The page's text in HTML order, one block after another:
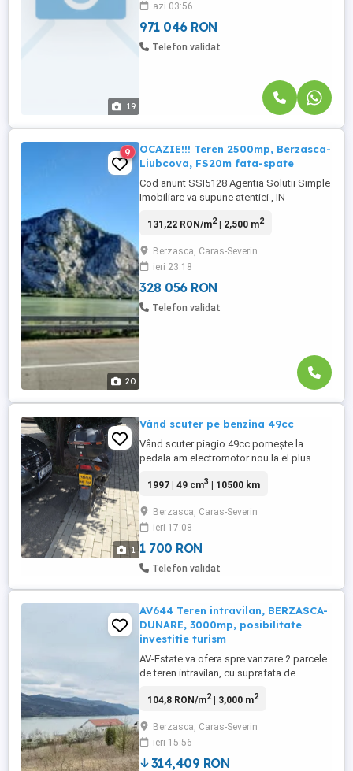
19
spatii comune, constructii auxiliare, terase,
pontoane si ...
azi 03:56
971 046 RON
Telefon validat
20
9
OCAZIE!!! Teren 2500mp, Berzasca-
Liubcova, FS20m fata-spate
Cod anunt SSI5128 Agentia Solutii Simple
Imobiliare va supune atentiei , IN
INTRAVILAN In Libcova,Comuna Berzasca
sosea,cu o priveliste superba, intr-o zona
in plina dezvoltare cu potential turistic. Se
preteaza atat pentru ...
131,22 RON/m2| 2,500 m2
Berzasca, Caras-Severin
ieri 23:18
328 056 RON
Telefon validat
1
Vând scuter pe benzina 49cc
Vând scuter piagio 49cc pornește la
pedala am electromotor nou la el plus
voi el merge bn
1997 | 49 cm3 | 10500 km
Berzasca, Caras-Severin
ieri 17:08
1 700 RON
Telefon validat
AV644 Teren intravilan, BERZASCA-
DUNARE, 3000mp, posibilitate
investitie turism
AV-Estate va ofera spre vanzare 2 parcele
de teren intravilan, cu suprafata de
suprafata totata)front stradal de 40 ml,
Pensiunea Ecaterina si Pensiunea
Berzasca. Se pot achizitiona separat sau
impreuna. Alte detalii: drum pietruit, ...
104,8 RON/m2| 3,000 m2
Berzasca, Caras-Severin
ieri 15:56
314,409 RON